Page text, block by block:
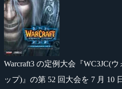
Warcraft3 の定例大会『WC3JC(
ップ)』の第 52 回大会を 7 月 10